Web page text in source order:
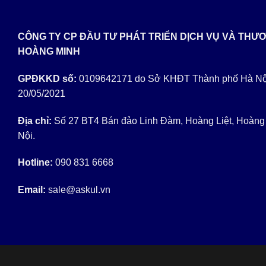
CÔNG TY CP ĐẦU TƯ PHÁT TRIỂN DỊCH VỤ VÀ
HOÀNG MINH
GPĐKKD số: 0109642171 do Sở KHĐT Thành phố Hà
20/05/2021
Địa chỉ: Số 27 BT4 Bán đảo Linh Đàm, Hoàng Liệt,
Nội.
Hotline: 090 831 6668
Email: sale@askul.vn